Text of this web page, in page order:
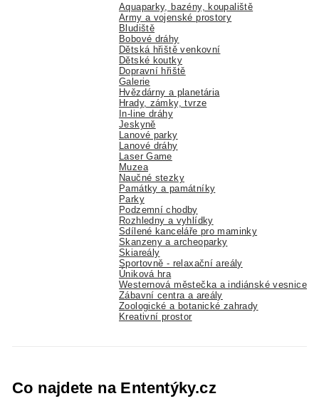
Aquaparky, bazény, koupaliště
Army a vojenské prostory
Bludiště
Bobové dráhy
Dětská hřiště venkovní
Dětské koutky
Dopravní hřiště
Galerie
Hvězdárny a planetária
Hrady, zámky, tvrze
In-line dráhy
Jeskyně
Lanové parky
Lanové dráhy
Laser Game
Muzea
Naučné stezky
Památky a památníky
Parky
Podzemní chodby
Rozhledny a vyhlídky
Sdílené kanceláře pro maminky
Skanzeny a archeoparky
Skiareály
Sportovně - relaxační areály
Úniková hra
Westernová městečka a indiánské vesnice
Zábavní centra a areály
Zoologické a botanické zahrady
Kreativní prostor
Co najdete na Ententýky.cz